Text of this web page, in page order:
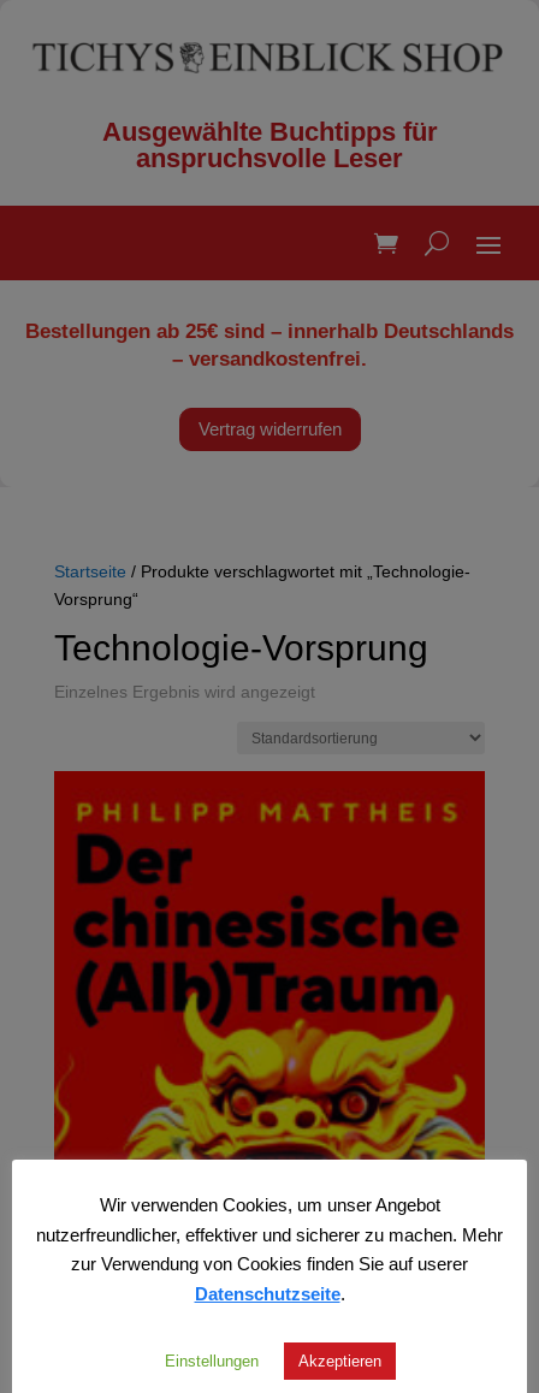
Ausgewählte Buchtipps für
anspruchsvolle Leser
Bestellungen ab 25€ sind – innerhalb Deutschlands
– versandkostenfrei.
Vertrag widerrufen
Startseite / Produkte verschlagwortet mit „Technologie-
Vorsprung“
Technologie-Vorsprung
Einzelnes Ergebnis wird angezeigt
Wir verwenden Cookies, um unser Angebot
nutzerfreundlicher, effektiver und sicherer zu machen. Mehr
zur Verwendung von Cookies finden Sie auf userer
Datenschutzseite.
Einstellungen Akzeptieren